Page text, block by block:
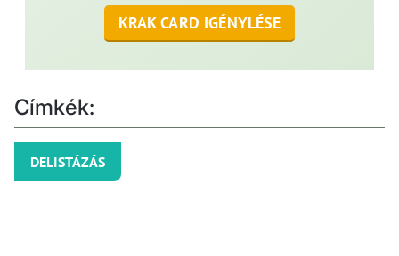
KRAK CARD IGÉNYLÉSE
Címkék:
DELISTÁZÁS